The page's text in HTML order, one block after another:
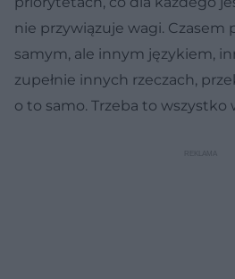
nie przywiązuje wagi. Czasem
samym, ale innym językiem,
zupełnie innych rzeczach,
o to samo. Trzeba to wszystko